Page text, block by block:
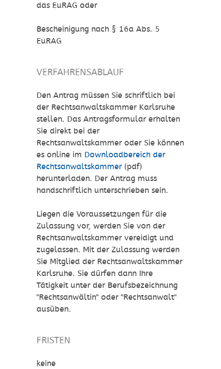
das EuRAG oder
Bescheinigung nach § 16a Abs. 5
EuRAG
VERFAHRENSABLAUF
Den Antrag müssen Sie schriftlich bei
der Rechtsanwaltskammer Karlsruhe
stellen. Das Antragsformular erhalten
Sie direkt bei der
Rechtsanwaltskammer oder Sie können
es online im Downloadbereich der
Rechtsanwaltskammer(pdf)
herunterladen. Der Antrag muss
handschriftlich unterschrieben sein.
Liegen die Voraussetzungen für die
Zulassung vor, werden Sie von der
Rechtsanwaltskammer vereidigt und
zugelassen. Mit der Zulassung werden
Sie Mitglied der Rechtsanwaltskammer
Karlsruhe. Sie dürfen dann Ihre
Tätigkeit unter der Berufsbezeichnung
"Rechtsanwältin" oder "Rechtsanwalt"
ausüben.
FRISTEN
keine